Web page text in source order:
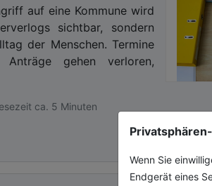
Wenn Sie
Endgerät eines
auf eine Kommune wird
sichtbar, sondern
der Menschen. Termine
gehen verloren,
ca. 5 Minuten